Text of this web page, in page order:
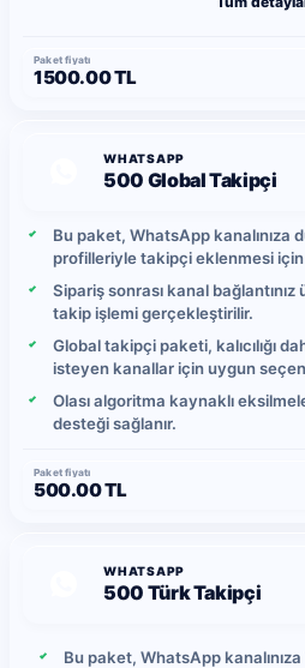
Gönderimler kontrollü şekilde
arasında değişebilir.
Yerel kullanıcı hareketlerine
edebilir.
Paket fiyatı
1500.00 TL
WHATSAPP
500 Global Takipçi
Bu paket, WhatsApp kanalınıza
profilleriyle takipçi eklenmesi için
Sipariş sonrası kanal
takip işlemi gerçekleştirilir.
Global takipçi paketi, kalıcılığı
isteyen kanallar için uygun
Olası algoritma kaynaklı
desteği sağlanır.
Paket fiyatı
500.00 TL
WHATSAPP
500 Türk Takipçi
Bu paket, WhatsApp kanalınıza